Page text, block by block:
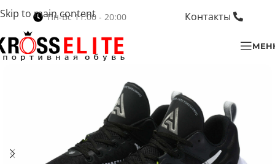
Skip to main content
Пн-Вс 11:00 - 20:00 Контакты